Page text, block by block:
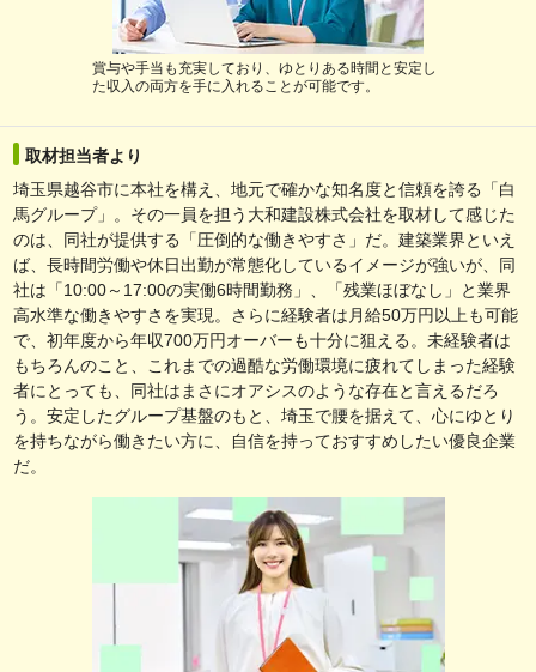
賞与や手当も充実しており、ゆとりある時間と安定し
た収入の両方を手に入れることが可能です。
取材担当者より
埼玉県越谷市に本社を構え、地元で確かな知名度と信頼を誇る「白
馬グループ」。その一員を担う大和建設株式会社を取材して感じた
のは、同社が提供する「圧倒的な働きやすさ」だ。建築業界といえ
ば、長時間労働や休日出勤が常態化しているイメージが強いが、同
社は「10:00～17:00の実働6時間勤務」、「残業ほぼなし」と業界
高水準な働きやすさを実現。さらに経験者は月給50万円以上も可能
で、初年度から年収700万円オーバーも十分に狙える。未経験者は
もちろんのこと、これまでの過酷な労働環境に疲れてしまった経験
者にとっても、同社はまさにオアシスのような存在と言えるだろ
う。安定したグループ基盤のもと、埼玉で腰を据えて、心にゆとり
を持ちながら働きたい方に、自信を持っておすすめしたい優良企業
だ。